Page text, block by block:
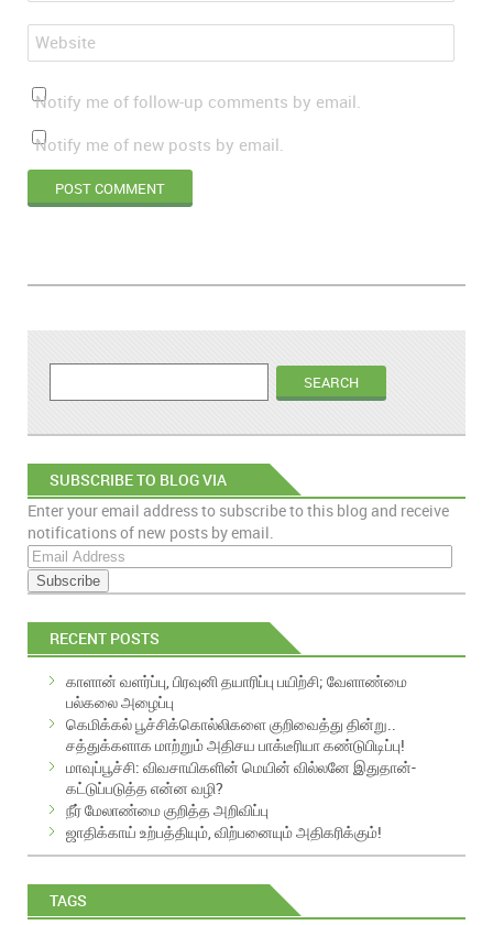
Website
Notify me of follow-up comments by email.
Notify me of new posts by email.
SUBSCRIBE TO BLOG VIA
EMAIL
Enter your email address to subscribe to this blog and receive
notifications of new posts by email.
E
m
a
i
A
RECENT POSTS
காளான் வளர்ப்பு, பிரவுனி தயாரிப்பு பயிற்சி; வேளாண்மை
பல்கலை அழைப்பு
கெமிக்கல் பூச்சிக்கொல்லிகளை குறிவைத்து தின்று..
சத்துக்களாக மாற்றும் அதிசய பாக்டீரியா கண்டுபிடிப்பு!
மாவுப்பூச்சி: விவசாயிகளின் மெயின் வில்லனே இதுதான்-
கட்டுப்படுத்த என்ன வழி?
நீர் மேலாண்மை குறித்த அறிவிப்பு
ஜாதிக்காய் உற்பத்தியும், விற்பனையும் அதிகரிக்கும்!
TAGS